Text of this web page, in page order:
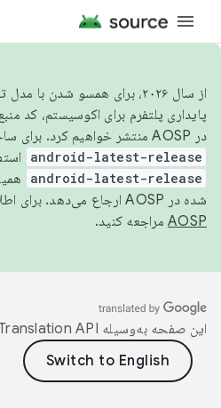
از سال ۲۰۲۶، برای همسو شدن
پایداری پلتفرم برای اکوسیستم، کد
در AOSP منتشر خواهیم کرد. برای ساخت و مشارکت در AOSP،
android-latest-release
android-latest-release
شده در AOSP ارجاع می‌دهد. برای اطلاعات بیشتر، به
AOSP مراجعه کنید.
این صفحه به‌وسیله